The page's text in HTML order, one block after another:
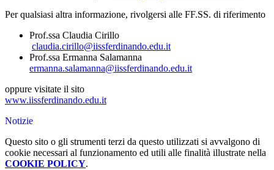
Per qualsiasi altra informazione, rivolgersi alle FF.SS. di riferimento
Prof.ssa Claudia Cirillo
claudia.cirillo@iissferdinando.edu.it
Prof.ssa Ermanna Salamanna
ermanna.salamanna@iissferdinando.edu.it
oppure visitate il sito
www.iissferdinando.edu.it
Notizie
Questo sito o gli strumenti terzi da questo utilizzati si avvalgono di
cookie necessari al funzionamento ed utili alle finalità illustrate nella
COOKIE POLICY.